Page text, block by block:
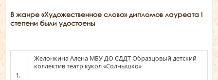
В жанре «Художественное слово» дипломов лауреата I
степени были удостоены
1.
Желонкина Алена МБУ ДО СДДТ Образцовый детский
коллектив театр кукол «Солнышко»